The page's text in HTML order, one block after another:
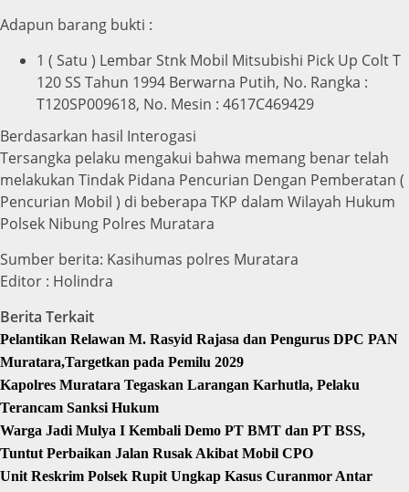
Adapun barang bukti :
1 ( Satu ) Lembar Stnk Mobil Mitsubishi Pick Up Colt T
120 SS Tahun 1994 Berwarna Putih, No. Rangka :
T120SP009618, No. Mesin : 4617C469429
Berdasarkan hasil Interogasi
Tersangka pelaku mengakui bahwa memang benar telah
melakukan Tindak Pidana Pencurian Dengan Pemberatan (
Pencurian Mobil ) di beberapa TKP dalam Wilayah Hukum
Polsek Nibung Polres Muratara
Sumber berita: Kasihumas polres Muratara
Editor : Holindra
Berita Terkait
Pelantikan Relawan M. Rasyid Rajasa dan Pengurus DPC PAN
Muratara,Targetkan pada Pemilu 2029
Kapolres Muratara Tegaskan Larangan Karhutla, Pelaku
Terancam Sanksi Hukum
Warga Jadi Mulya I Kembali Demo PT BMT dan PT BSS,
Tuntut Perbaikan Jalan Rusak Akibat Mobil CPO
Unit Reskrim Polsek Rupit Ungkap Kasus Curanmor Antar